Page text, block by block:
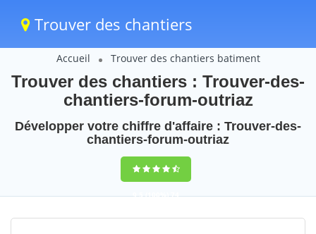
Trouver des chantiers
Accueil Trouver des chantiers batiment
Trouver des chantiers : Trouver-des-
chantiers-forum-outriaz
Développer votre chiffre d'affaire : Trouver-des-
chantiers-forum-outriaz
9,5(100%)74
votes